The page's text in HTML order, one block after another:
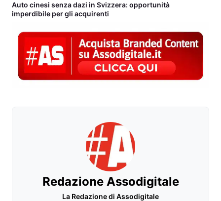
Auto cinesi senza dazi in Svizzera: opportunità
imperdibile per gli acquirenti
Redazione Assodigitale
La Redazione di Assodigitale